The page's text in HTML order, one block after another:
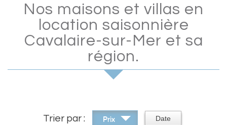
Nos maisons et villas en
location saisonnière
Cavalaire-sur-Mer et sa
région.
Trier par : Prix Date